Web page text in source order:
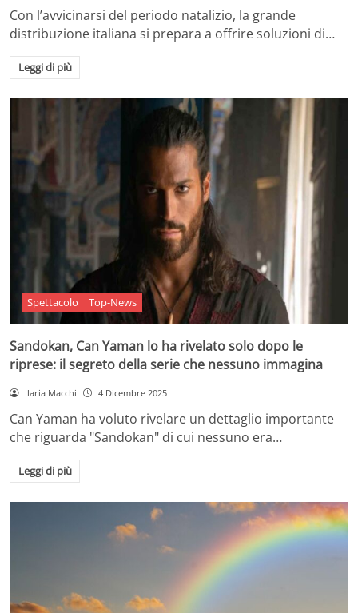
Con l’avvicinarsi del periodo natalizio, la grande
distribuzione italiana si prepara a offrire soluzioni di…
Leggi di più
Spettacolo Top-News
Sandokan, Can Yaman lo ha rivelato solo dopo le
riprese: il segreto della serie che nessuno immagina
Ilaria Macchi 4 Dicembre 2025
Can Yaman ha voluto rivelare un dettaglio importante
che riguarda "Sandokan" di cui nessuno era…
Leggi di più